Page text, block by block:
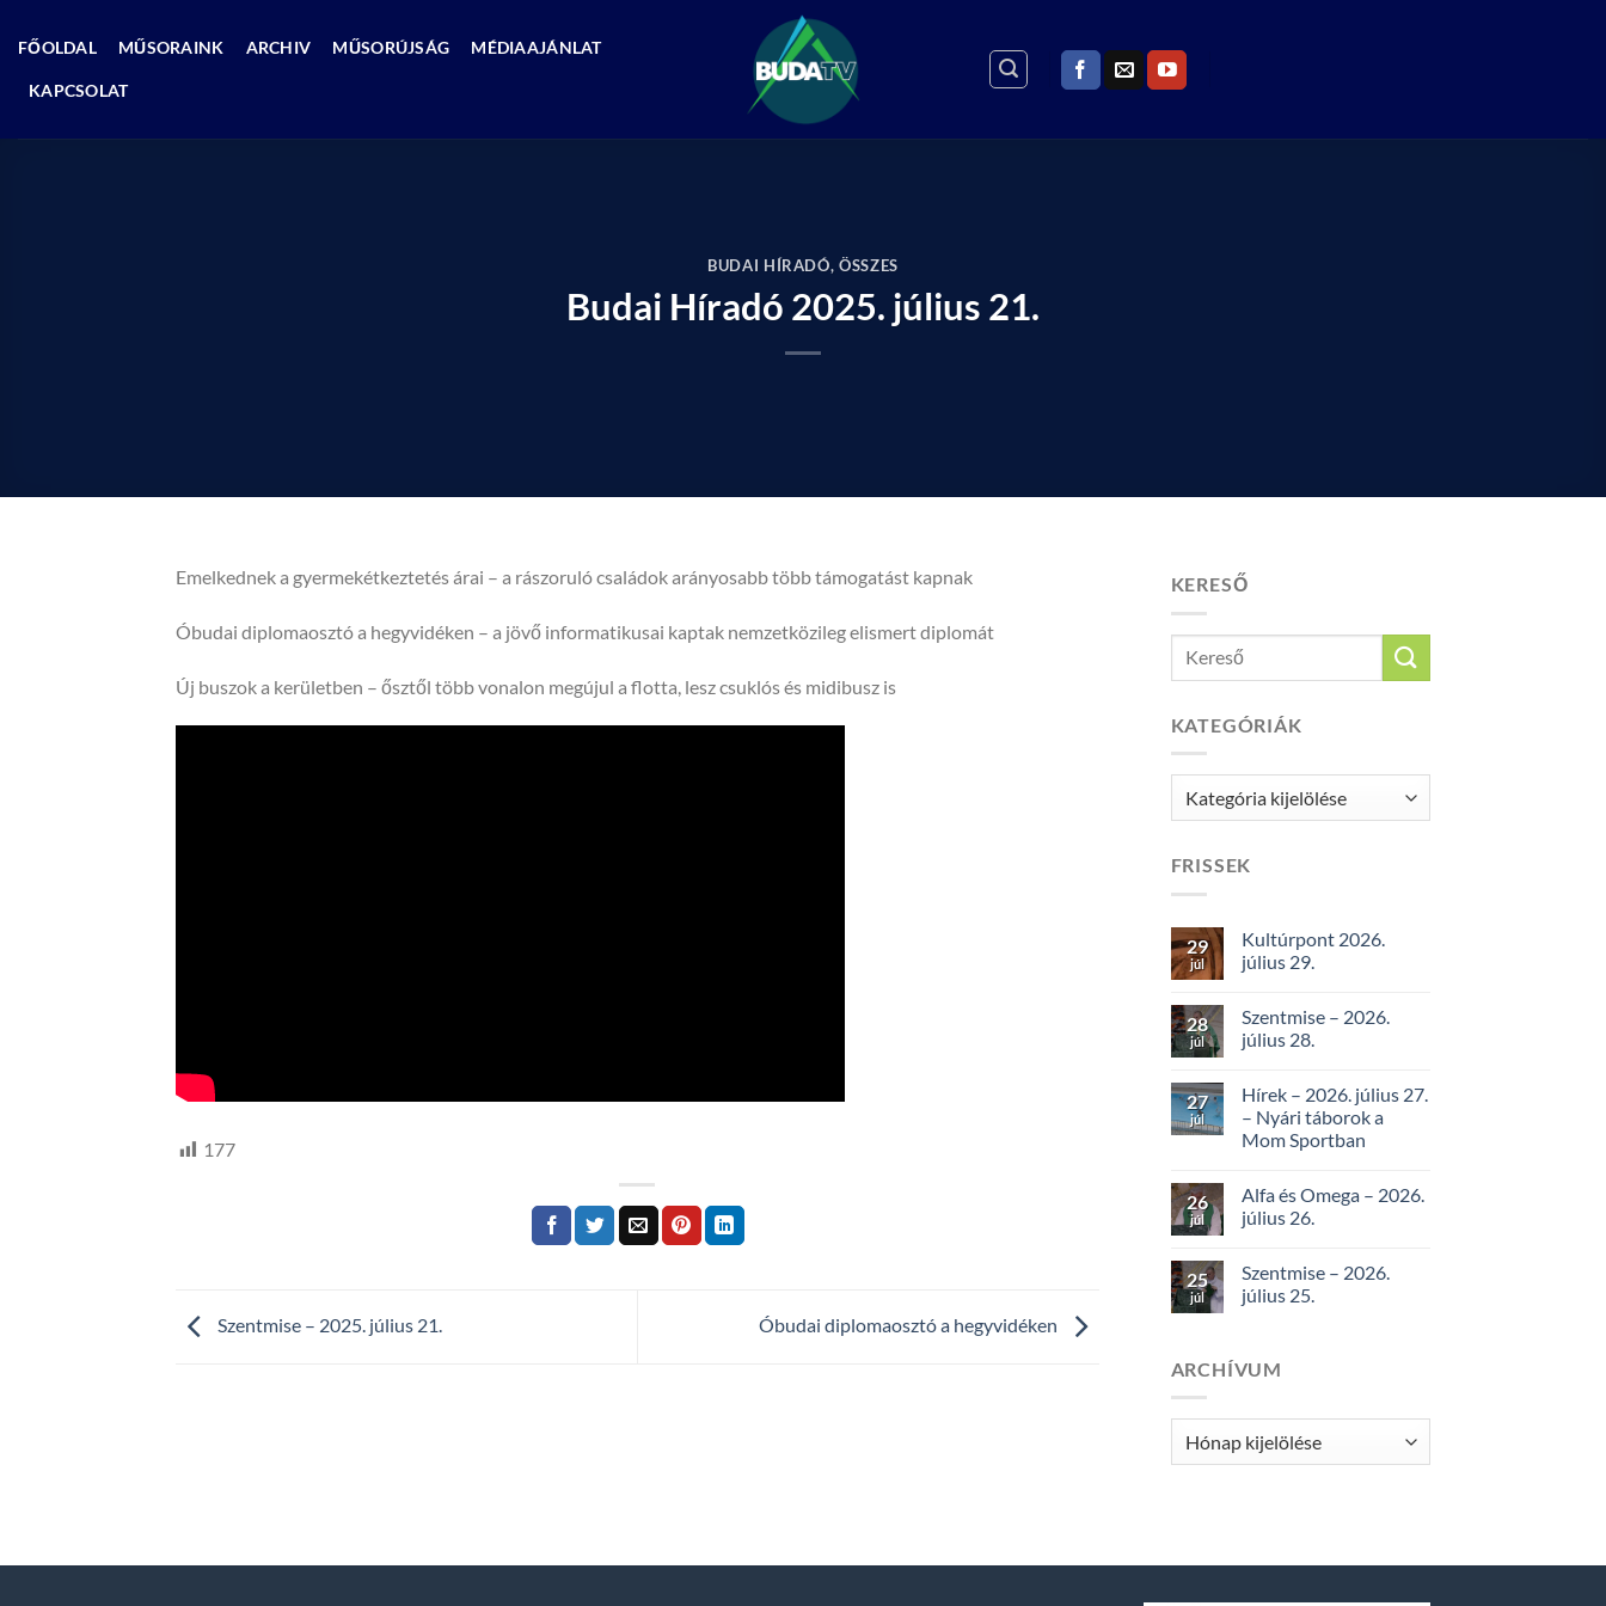
FŐOLDAL MŰSORAINK ARCHIV MŰSORÚJSÁG MÉDIAAJÁNLAT
KAPCSOLAT
BUDAI HÍRADÓ,ÖSSZES
Budai Híradó 2025. július 21.
Emelkednek a gyermekétkeztetés árai – a rászoruló családok arányosabb több támogatást kapnak
Óbudai diplomaosztó a hegyvidéken – a jövő informatikusai kaptak nemzetközileg elismert diplomát
Új buszok a kerületben – ősztől több vonalon megújul a flotta, lesz csuklós és midibusz is
177
Szentmise – 2025. július 21. Óbudai diplomaosztó a hegyvidéken
KERESŐ
KATEGÓRIÁK
Kategóriák
FRISSEK
29
júl
Kultúrpont 2026.
július 29.
28
júl
Szentmise – 2026.
július 28.
27
júl
Hírek – 2026. július 27.
– Nyári táborok a
Mom Sportban
26
júl
Alfa és Omega – 2026.
július 26.
25
júl
Szentmise – 2026.
július 25.
ARCHÍVUM
Archívum